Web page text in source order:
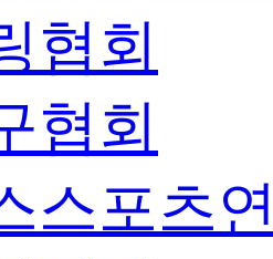
협회
협회
스포츠